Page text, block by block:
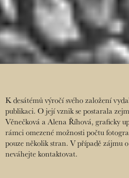
K desátémů výročí svého založení
publikaci. O její vznik se postarala
Věnečková a Alena Říhová, graficky
rámci omezené možnosti počtu
pouze několik stran. V případě zájmu
neváhejte kontaktovat.